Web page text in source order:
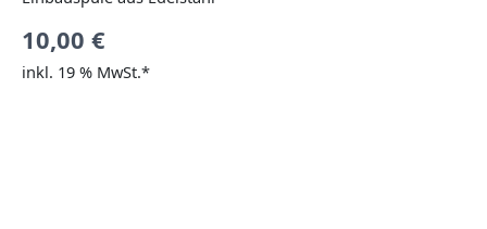
10,00 €
inkl. 19 % MwSt.*